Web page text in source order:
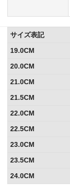
サイズ表記
19.0CM
20.0CM
21.0CM
21.5CM
22.0CM
22.5CM
23.0CM
23.5CM
24.0CM